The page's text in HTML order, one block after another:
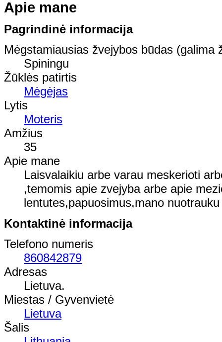
Apie mane
Pagrindinė informacija
Mėgstamiausias žvejybos būdas (galima
Spiningu
Žūklės patirtis
Mėgėjas
Lytis
Moteris
Amžius
35
Apie mane
Laisvalaikiu arbe varau meskerioti
,temomis apie zvejyba arbe apie
lentutes,papuosimus,mano
Kontaktinė informacija
Telefono numeris
860842879
Adresas
Lietuva.
Miestas / Gyvenvietė
Lietuva
Šalis